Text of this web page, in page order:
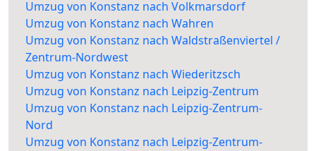
Umzug von Konstanz nach Volkmarsdorf
Umzug von Konstanz nach Wahren
Umzug von Konstanz nach Waldstraßenviertel /
Zentrum-Nordwest
Umzug von Konstanz nach Wiederitzsch
Umzug von Konstanz nach Leipzig-Zentrum
Umzug von Konstanz nach Leipzig-Zentrum-
Nord
Umzug von Konstanz nach Leipzig-Zentrum-